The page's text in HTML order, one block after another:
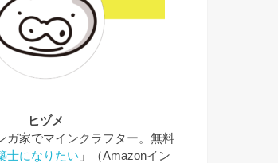
ヒヅメ
ガ家でマインクラフター。無料
士になりたい 」（Amazonイン